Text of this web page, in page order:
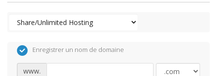
Enregistrer un nom de domaine
www.